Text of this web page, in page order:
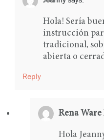
Hola! Sería
instrucción
tradicional,
abierta o
Reply
Rena
Hola